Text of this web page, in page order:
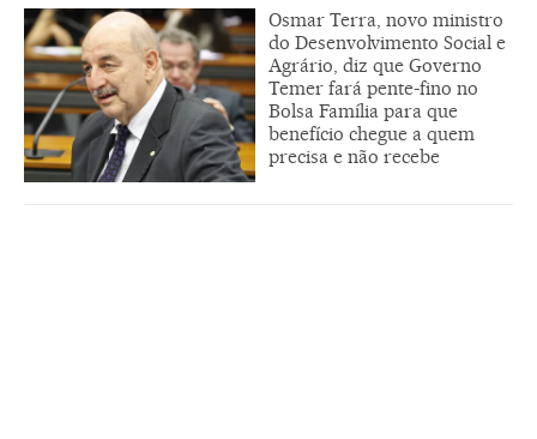
Osmar Terra, novo ministro
do Desenvolvimento Social e
Agrário, diz que Governo
Temer fará pente-fino no
Bolsa Família para que
benefício chegue a quem
precisa e não recebe